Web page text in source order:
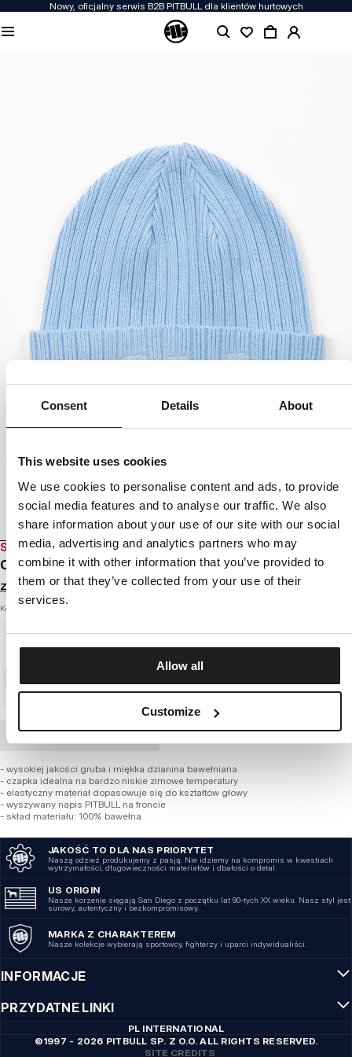
Consent Details About
This website uses cookies
We use cookies to personalise content and ads, to provide
social media features and to analyse our traffic. We also
share information about your use of our site with our social
media, advertising and analytics partners who may
combine it with other information that you’ve provided to
them or that they’ve collected from your use of their
services.
Allow all
Customize
Nowy, oficjalny serwis B2B PITBULL dla klientów hurtowych
SALE
CZAPKA ZIMOWA SILVAS ANGEL
Zaloguj się by zobaczyć ceny
Kolor: sky blue
ZAMÓWIENIE HURTOWE
- wysokiej jakości gruba i miękka dzianina bawełniana
- czapka idealna na bardzo niskie zimowe temperatury
- elastyczny materiał dopasowuje się do kształtów głowy
- wyszywany napis PITBULL na froncie
- skład materiału: 100% bawełna
JAKOŚĆ TO DLA NAS PRIORYTET
Naszą odzież produkujemy z pasją. Nie idziemy na kompromis w kwestiach
wytrzymałości, długowieczności materiałów i dbałości o detal.
US ORIGIN
Nasze korzenie sięgają San Diego z początku lat 90-tych XX wieku. Nasz styl jest
surowy, autentyczny i bezkompromisowy.
MARKA Z CHARAKTEREM
Nasze kolekcje wybierają sportowcy, fighterzy i uparci indywidualiści.
INFORMACJE
PRZYDATNE LINKI
PL INTERNATIONAL
©1997 - 2026 PITBULL SP. Z O.O. ALL RIGHTS RESERVED.
SITE CREDITS